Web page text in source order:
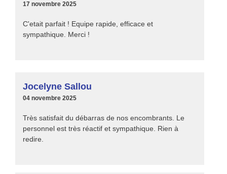
17 novembre 2025
C'etait parfait ! Equipe rapide, efficace et
sympathique. Merci !
Jocelyne Sallou
04 novembre 2025
Très satisfait du débarras de nos encombrants. Le
personnel est très réactif et sympathique. Rien à
redire.